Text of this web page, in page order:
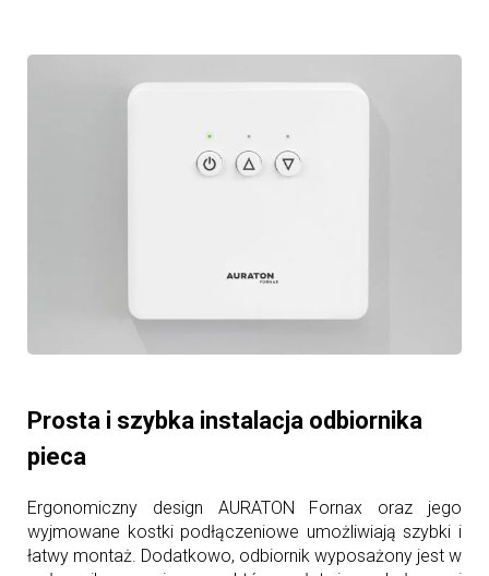
Prosta i szybka instalacja odbiornika
pieca
Ergonomiczny design AURATON Fornax oraz jego
wyjmowane kostki podłączeniowe umożliwiają szybki i
łatwy montaż. Dodatkowo, odbiornik wyposażony jest w